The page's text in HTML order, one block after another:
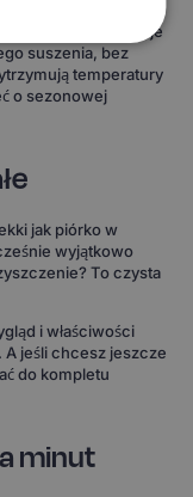
wsiąknie w dywanik.
– wszystko zostaje
suszenia, bez
temperatury
o sezonowej
jak piórko w
wyjątkowo
To czysta
i właściwości
jeśli chcesz jeszcze
do kompletu
minut